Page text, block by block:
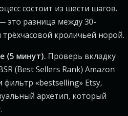
состоит из шести шагов.
это разница между 30-
кроличьей норой.
(5 минут). Проверь вкладку
(Best Sellers Rank) Amazon
«bestselling» Etsy,
архетип, который